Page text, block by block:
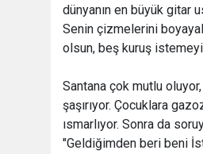
dünyanın en büyük gitar
Senin çizmelerini
olsun, beş kuruş
Santana çok mutlu
şaşırıyor. Çocuklara
ısmarlıyor. Sonra da
"Geldiğimden beri beni